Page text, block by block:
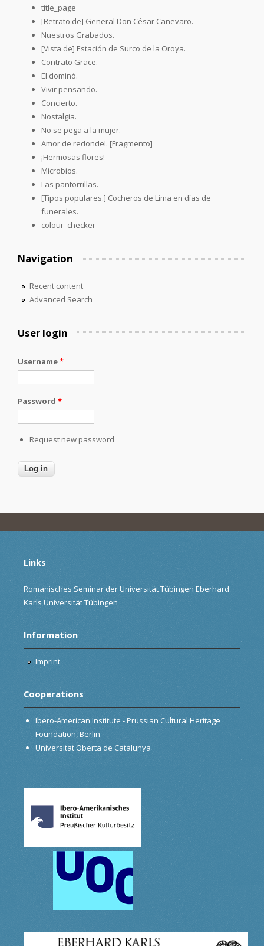
title_page
[Retrato de] General Don César Canevaro.
Nuestros Grabados.
[Vista de] Estación de Surco de la Oroya.
Contrato Grace.
El dominó.
Vivir pensando.
Concierto.
Nostalgia.
No se pega a la mujer.
Amor de redondel. [Fragmento]
¡Hermosas flores!
Microbios.
Las pantorrillas.
[Tipos populares.] Cocheros de Lima en días de
funerales.
colour_checker
Navigation
Recent content
Advanced Search
User login
Username*
Password *
Request new password
Links
Romanisches Seminar der Universität Tübingen Eberhard
Karls Universität Tübingen
Information
Imprint
Cooperations
Ibero-American Institute - Prussian Cultural Heritage
Foundation, Berlin
Universitat Oberta de Catalunya